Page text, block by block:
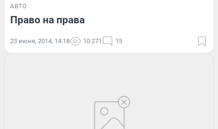
АВТО
Право на права
23 июня, 2014, 14:18 10 271 15